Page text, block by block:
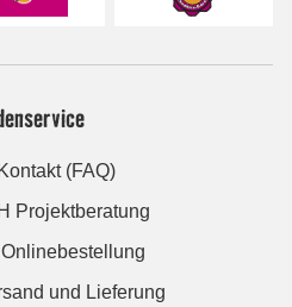
(FAQ)
Projektberatung
und Lieferung